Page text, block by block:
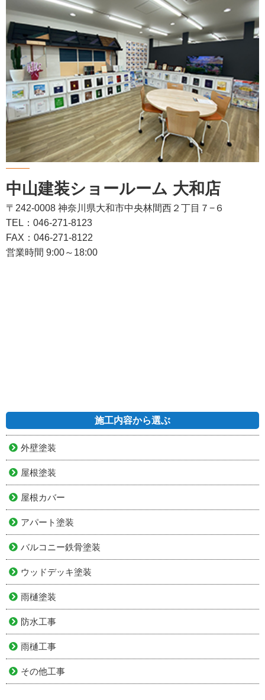
中山建装ショールーム 大和店
〒242-0008 神奈川県大和市中央林間西２丁目７−６
TEL：046-271-8123
FAX：046-271-8122
営業時間 9:00～18:00
施工内容から選ぶ
外壁塗装
屋根塗装
屋根カバー
アパート塗装
バルコニー鉄骨塗装
ウッドデッキ塗装
雨樋塗装
防水工事
雨樋工事
その他工事